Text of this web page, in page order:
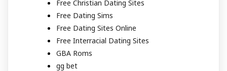
Free Christian Dating Sites
Free Dating Sims
Free Dating Sites Online
Free Interracial Dating Sites
GBA Roms
gg bet